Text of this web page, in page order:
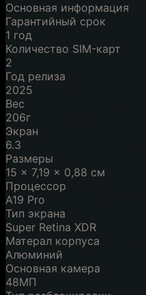
Основная информация
Гарантийный срок
1 год
Количество SIM-карт
2
Год релиза
2025
Вес
206г
Экран
6.3
Размеры
15 x 7,19 x 0,88 см
Процессор
A19 Pro
Тип экрана
Super Retina XDR
Матерал корпуса
Алюминий
Основная камера
48МП